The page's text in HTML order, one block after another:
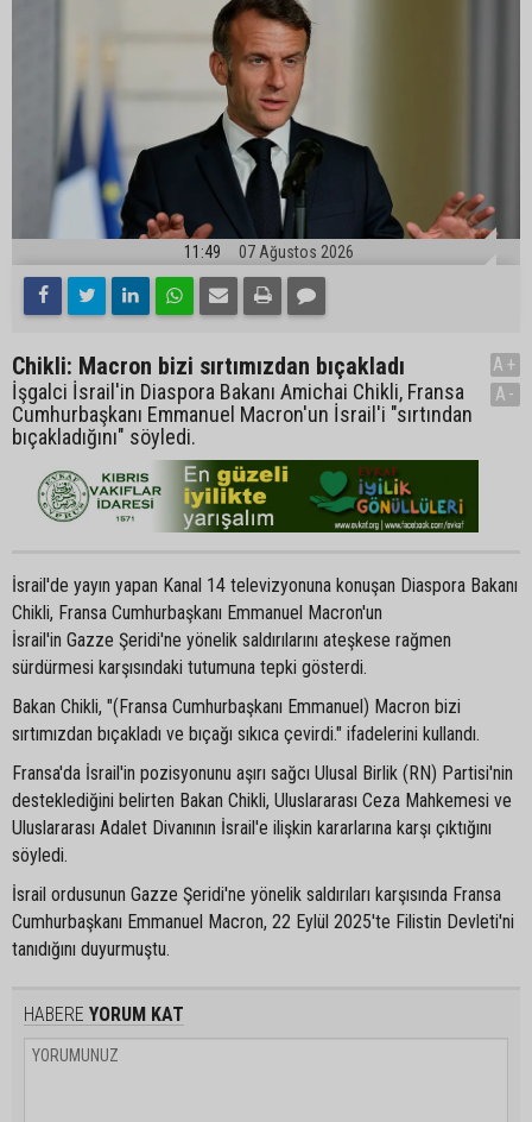
11:49 07 Ağustos 2026
Chikli: Macron bizi sırtımızdan bıçakladı
İşgalci İsrail'in Diaspora Bakanı Amichai Chikli, Fransa
Cumhurbaşkanı Emmanuel Macron'un İsrail'i "sırtından
bıçakladığını" söyledi.
A+
A-
İsrail'de yayın yapan Kanal 14 televizyonuna konuşan Diaspora Bakanı
Chikli, Fransa Cumhurbaşkanı Emmanuel Macron'un
İsrail'in Gazze Şeridi'ne yönelik saldırılarını ateşkese rağmen
sürdürmesi karşısındaki tutumuna tepki gösterdi.
Bakan Chikli, "(Fransa Cumhurbaşkanı Emmanuel) Macron bizi
sırtımızdan bıçakladı ve bıçağı sıkıca çevirdi." ifadelerini kullandı.
Fransa'da İsrail'in pozisyonunu aşırı sağcı Ulusal Birlik (RN) Partisi'nin
desteklediğini belirten Bakan Chikli, Uluslararası Ceza Mahkemesi ve
Uluslararası Adalet Divanının İsrail'e ilişkin kararlarına karşı çıktığını
söyledi.
İsrail ordusunun Gazze Şeridi'ne yönelik saldırıları karşısında Fransa
Cumhurbaşkanı Emmanuel Macron, 22 Eylül 2025'te Filistin Devleti'ni
tanıdığını duyurmuştu.
HABERE YORUM KAT